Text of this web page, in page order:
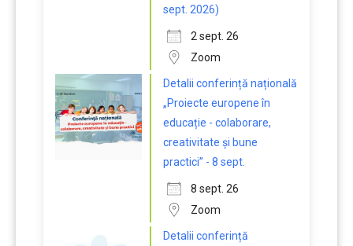
sept. 2026)
2 sept. 26
Zoom
Detalii conferință națională
„Proiecte europene în
educație - colaborare,
creativitate și bune
practici” - 8 sept.
8 sept. 26
Zoom
Detalii conferință